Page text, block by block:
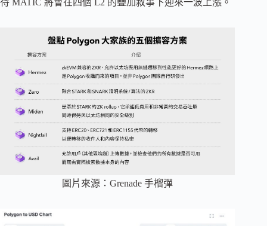
待 MATIC 將會在四個 L2 的疊加敘事下迎來一波上漲。
圖片來源：Grenade 手榴彈